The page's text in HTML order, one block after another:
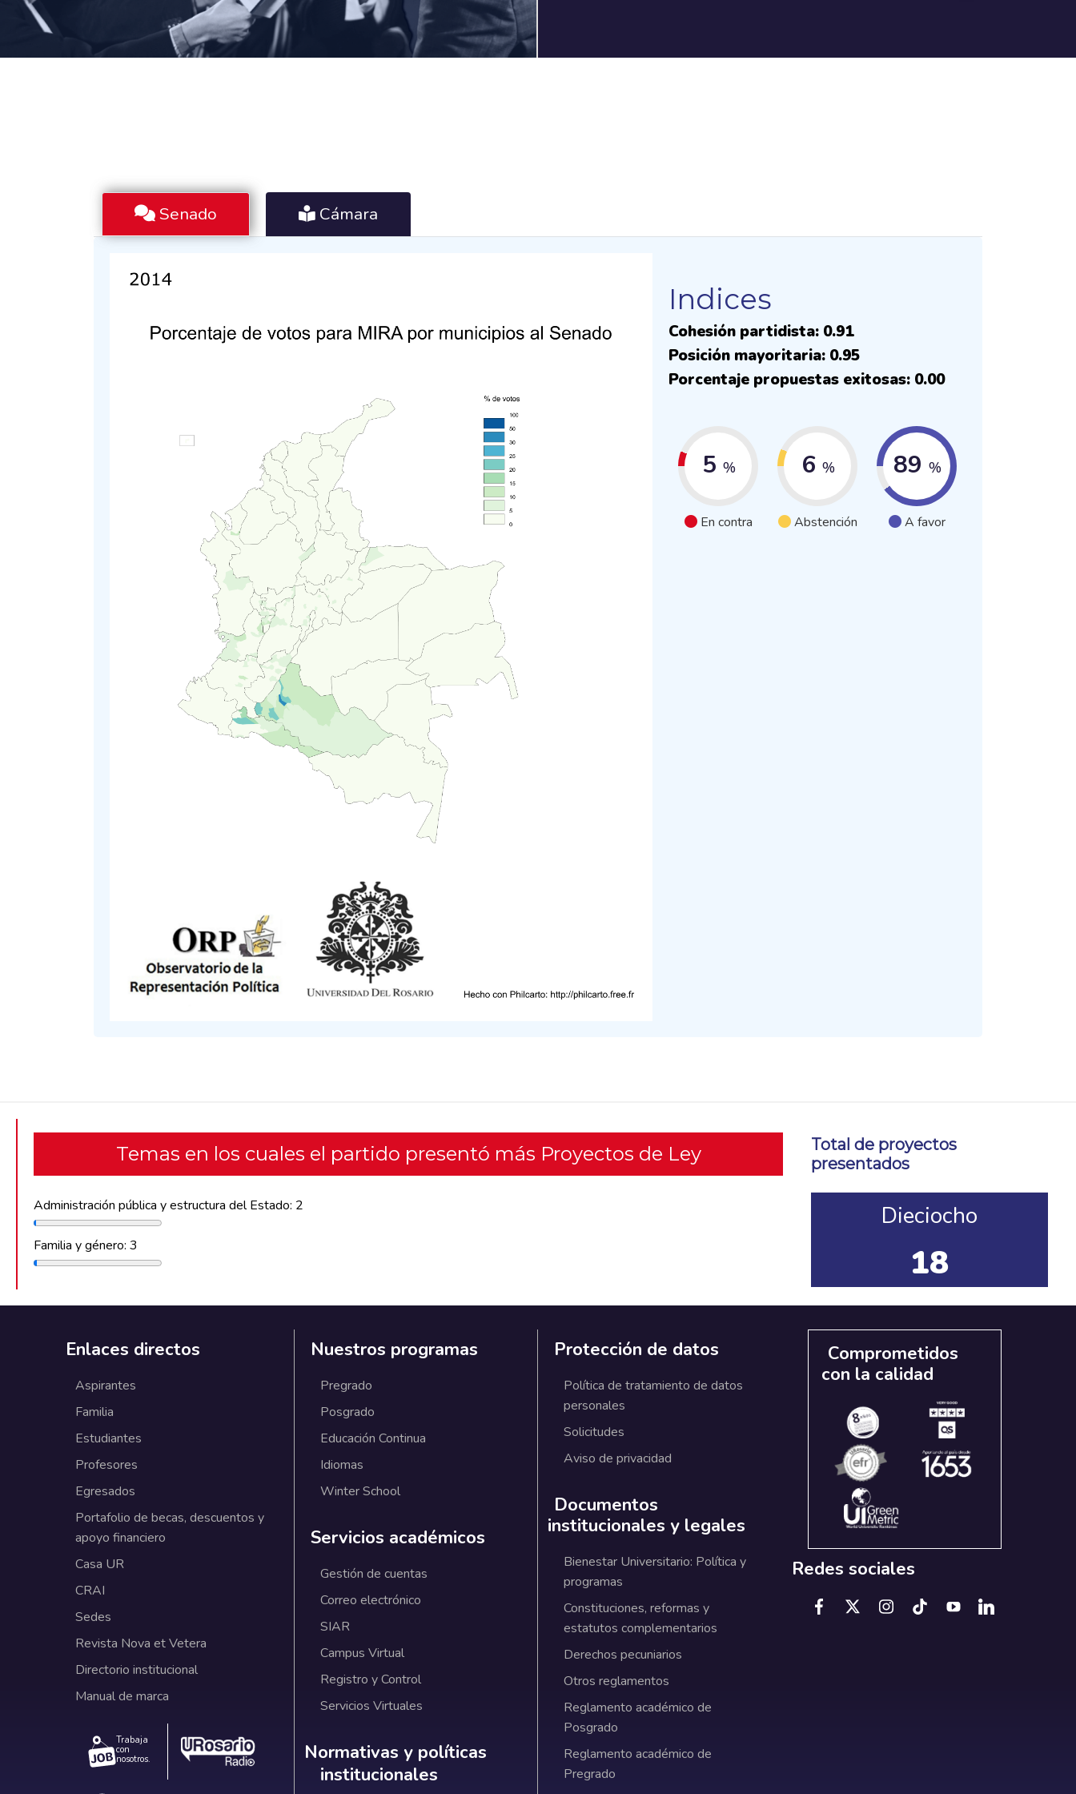
Senado Cámara
Indices
Cohesión partidista: 0.91
Posición mayoritaria: 0.95
Porcentaje propuestas exitosas: 0.00
5 %
En contra
6 %
Abstención
89 %
A favor
Temas en los cuales el partido presentó más Proyectos de Ley
Administración pública y estructura del Estado: 2
Familia y género: 3
Total de proyectos
presentados
Dieciocho
18
Enlaces directos
Aspirantes
Familia
Estudiantes
Profesores
Egresados
Portafolio de becas, descuentos y
apoyo financiero
Casa UR
CRAI
Sedes
Revista Nova et Vetera
Directorio institucional
Manual de marca
Trabaja
con
nosotros.
Nuestros programas
Pregrado
Posgrado
Educación Continua
Idiomas
Winter School
Servicios académicos
Gestión de cuentas
Correo electrónico
SIAR
Campus Virtual
Registro y Control
Servicios Virtuales
Normativas y políticas institucionales
Normativas y políticas
institucionales
Protección de datos
Política de tratamiento de datos
personales
Solicitudes
Aviso de privacidad
Documentos
institucionales y legales
Bienestar Universitario: Política y
programas
Constituciones, reformas y
estatutos complementarios
Derechos pecuniarios
Otros reglamentos
Reglamento académico de
Posgrado
Reglamento académico de
Pregrado
Comprometidos
con la calidad
Redes sociales